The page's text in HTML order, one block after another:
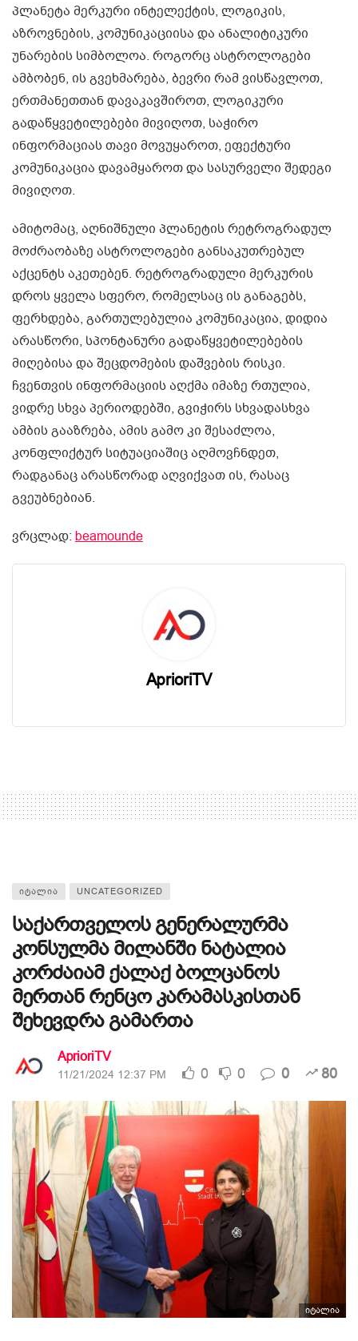
პლანეტა მერკური ინტელექტის, ლოგიკის,
აზროვნების, კომუნიკაციისა და ანალიტიკური
უნარების სიმბოლოა. როგორც ასტროლოგები
ამბობენ, ის გვეხმარება, ბევრი რამ ვისწავლოთ,
ერთმანეთთან დავაკავშიროთ, ლოგიკური
გადაწყვეტილებები მივიღოთ, საჭირო
ინფორმაციას თავი მოვუყაროთ, ეფექტური
კომუნიკაცია დავამყაროთ და სასურველი შედეგი
მივიღოთ.
ამიტომაც, აღნიშნული პლანეტის რეტროგრადულ
მოძრაობაზე ასტროლოგები განსაკუთრებულ
აქცენტს აკეთებენ. რეტროგრადული მერკურის
დროს ყველა სფერო, რომელსაც ის განაგებს,
ფერხდება, გართულებულია კომუნიკაცია, დიდია
არასწორი, სპონტანური გადაწყვეტილებების
მიღებისა და შეცდომების დაშვების რისკი.
ჩვენთვის ინფორმაციის აღქმა იმაზე რთულია,
ვიდრე სხვა პერიოდებში, გვიჭირს სხვადასხვა
ამბის გააზრება, ამის გამო კი შესაძლოა,
კონფლიქტურ სიტუაციაშიც აღმოვჩნდეთ,
რადგანაც არასწორად აღვიქვათ ის, რასაც
გვეუბნებიან.
ვრცლად: beamounde
AprioriTV
ᲘᲢᲐᲚᲘᲐ UNCATEGORIZED
საქართველოს გენერალურმა
კონსულმა მილანში ნატალია
კორძაიამ ქალაქ ბოლცანოს
მერთან რენცო კარამასკისთან
შეხევდრა გამართა
AprioriTV
11/21/2024 12:37 PM 0 0 0 80
იტალია